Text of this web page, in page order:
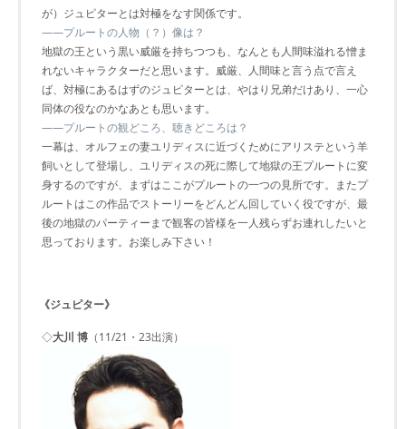
が）ジュピターとは対極をなす関係です。
――プルートの人物（？）像は？
地獄の王という黒い威厳を持ちつつも、なんとも人間味溢れる憎ま
れないキャラクターだと思います。威厳、人間味と言う点で言え
ば、対極にあるはずのジュピターとは、やはり兄弟だけあり、一心
同体の役なのかなあとも思います。
――プルートの観どころ、聴きどころは？
一幕は、オルフェの妻ユリディスに近づくためにアリステという羊
飼いとして登場し、ユリディスの死に際して地獄の王プルートに変
身するのですが、まずはここがプルートの一つの見所です。またプ
ルートはこの作品でストーリーをどんどん回していく役ですが、最
後の地獄のパーティーまで観客の皆様を一人残らずお連れしたいと
思っております。お楽しみ下さい！
《ジュピター》
◇大川 博 （11/21・23出演）